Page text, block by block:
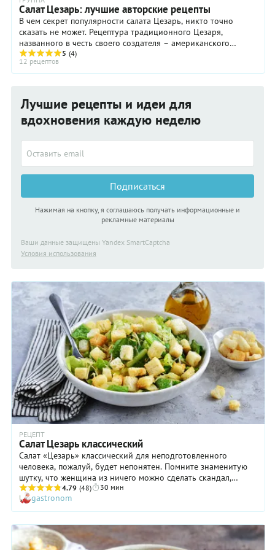
Салат Цезарь: лучшие авторские рецепты
В чем секрет популярности салата Цезарь, никто точно
сказать не может. Рецептура традиционного Цезаря,
названного в честь своего создателя – американского
ресторатора Цезаря Кардини - весьма незамысловата: яйца,
оливковое масло, листья салата, хлеб, вустерский соус,
пармезан, чеснок, немного лимонного сока и специи.
5 (4)
12 рецептов
Лучшие рецепты и идеи для
вдохновения каждую неделю
Подписаться
Нажимая на кнопку, я соглашаюсь получать информационные и
рекламные материалы
Ваши данные защищены Yandex SmartCaptcha
Условия использования
РЕЦЕПТ
Салат Цезарь классический
Салат «Цезарь» классический для неподготовленного
человека, пожалуй, будет непонятен. Помните знаменитую
шутку, что женщина из ничего можно сделать скандал,
шляпку и салат? Так вот, подобным образом в 30–х годах XX
века появился на свет «Цезарь»! Правда, автором блюда был
мужчина, но сути дела это не меняет. Легенда гласит, что
происхождения Цезарь Кардини, нагрянула целая толпа
киношниов из Голливуда. Дело было поздним вечером, и в
4.79 (48) 30 мин
gastronom